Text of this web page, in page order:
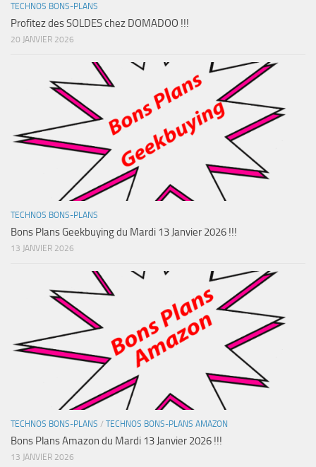
TECHNOS BONS-PLANS
Profitez des SOLDES chez DOMADOO !!!
20 JANVIER 2026
TECHNOS BONS-PLANS
Bons Plans Geekbuying du Mardi 13 Janvier 2026 !!!
13 JANVIER 2026
TECHNOS BONS-PLANS / TECHNOS BONS-PLANS AMAZON
Bons Plans Amazon du Mardi 13 Janvier 2026 !!!
13 JANVIER 2026